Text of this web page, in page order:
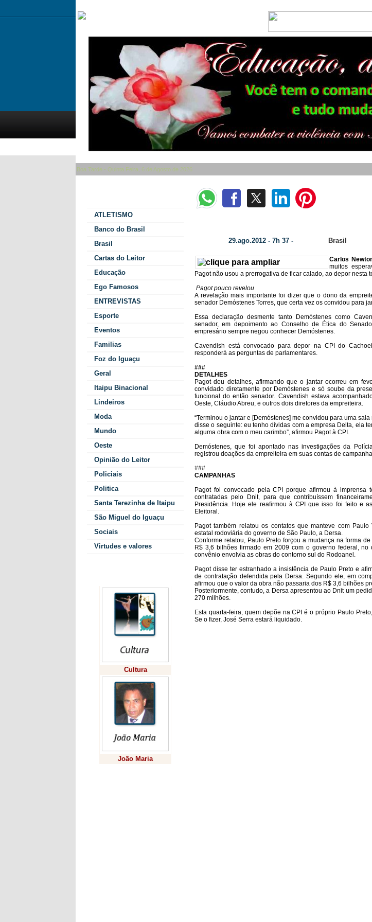
Boa Tarde - Quinta Feira, 6 de Agosto de 2026
ATLETISMO
Banco do Brasil
Brasil
Cartas do Leitor
Educação
Ego Famosos
ENTREVISTAS
Esporte
Eventos
Familias
Foz do Iguaçu
Geral
Itaipu Binacional
Lindeiros
Moda
Mundo
Oeste
Opinião do Leitor
Policiais
Politica
Santa Terezinha de Itaipu
São Miguel do Iguaçu
Sociais
Virtudes e valores
Cultura
João Maria
29.ago.2012 - 7h 37 - Brasil
Carlos
muitos
Pagot não usou a prerrogativa de ficar calado, ao depor nesta
Pagot pouco revelou
A revelação mais importante foi dizer que o dono da
senador Demóstenes Torres, que certa vez os convidou para
Essa declaração desmente tanto Demóstenes como
senador, em depoimento ao Conselho de Ética do
empresário sempre negou conhecer Demóstenes.
Cavendish está convocado para depor na CPI do
responderá as perguntas de parlamentares.
###
DETALHES
Pagot deu detalhes, afirmando que o jantar ocorreu em
convidado diretamente por Demóstenes e só soube da
funcional do então senador. Cavendish estava
Oeste, Cláudio Abreu, e outros dois diretores da empreiteira.
“Terminou o jantar e [Demóstenes] me convidou para uma
disse o seguinte: eu tenho dívidas com a empresa Delta, ela
alguma obra com o meu carimbo”, afirmou Pagot à CPI.
Demóstenes, que foi apontado nas investigações da
registrou doações da empreiteira em suas contas de
###
CAMPANHAS
Pagot foi convocado pela CPI porque afirmou à imprensa
contratadas pelo Dnit, para que contribuíssem
Presidência. Hoje ele reafirmou à CPI que isso foi feito e
Eleitoral.
Pagot também relatou os contatos que manteve com
estatal rodoviária do governo de São Paulo, a Dersa.
Conforme relatou, Paulo Preto forçou a mudança na forma
R$ 3,6 bilhões firmado em 2009 com o governo federal,
convênio envolvia as obras do contorno sul do Rodoanel.
Pagot disse ter estranhado a insistência de Paulo Preto e
de contratação defendida pela Dersa. Segundo ele, em
afirmou que o valor da obra não passaria dos R$ 3,6 bilhões
Posteriormente, contudo, a Dersa apresentou ao Dnit um
270 milhões.
Esta quarta-feira, quem depõe na CPI é o próprio Paulo
Se o fizer, José Serra estará liquidado.